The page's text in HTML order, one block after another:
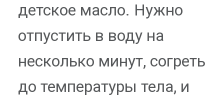
детское масло. Нужно
отпустить в воду на
несколько минут, согреть
до температуры тела, и